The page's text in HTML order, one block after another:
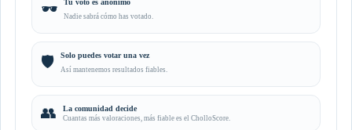
🕶️ Tu voto es anónimo
Nadie sabrá cómo has votado.
🛡️ Solo puedes votar una vez
Así mantenemos resultados fiables.
👥 La comunidad decide
Cuantas más valoraciones, más fiable es el CholloScore.